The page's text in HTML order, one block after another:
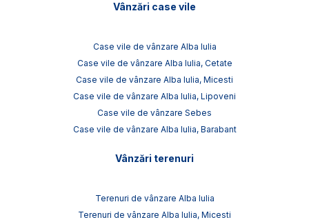
Vânzări case vile
Case vile de vânzare Alba Iulia
Case vile de vânzare Alba Iulia, Cetate
Case vile de vânzare Alba Iulia, Micesti
Case vile de vânzare Alba Iulia, Lipoveni
Case vile de vânzare Sebes
Case vile de vânzare Alba Iulia, Barabant
Vânzări terenuri
Terenuri de vânzare Alba Iulia
Terenuri de vânzare Alba Iulia, Micesti